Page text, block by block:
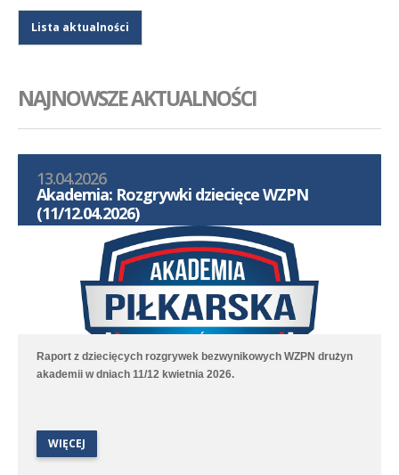
Lista aktualności
NAJNOWSZE AKTUALNOŚCI
13.04.2026
Akademia: Rozgrywki dziecięce WZPN
(11/12.04.2026)
Raport z dziecięcych rozgrywek bezwynikowych WZPN drużyn
akademii w dniach 11/12 kwietnia 2026.
WIĘCEJ